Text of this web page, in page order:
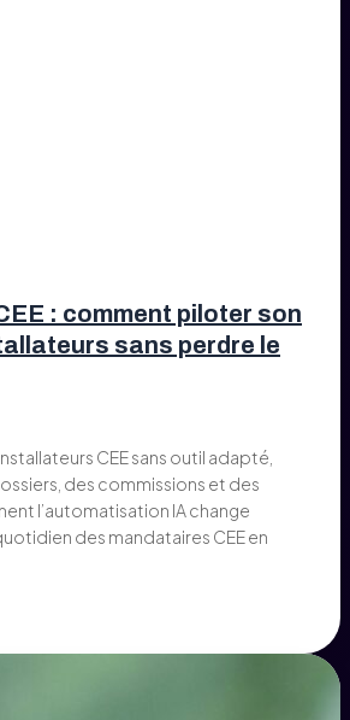
: comment piloter son
sans perdre le
CEE sans outil adapté,
des commissions et des
l’automatisation IA change
des mandataires CEE en